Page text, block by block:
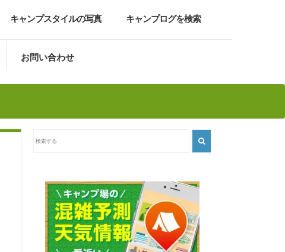
キャンプスタイルの写真 キャンプログを検索
お問い合わせ